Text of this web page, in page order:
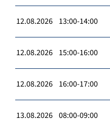
12.08.2026 13:00-14:00
12.08.2026 15:00-16:00
12.08.2026 16:00-17:00
13.08.2026 08:00-09:00